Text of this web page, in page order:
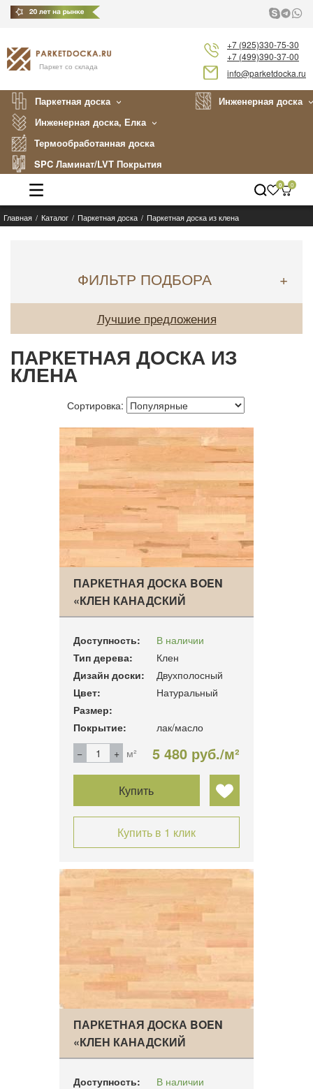
Паркет со склада
+7 (925)330-75-30
+7 (499)390-37-00
info@parketdocka.ru
Паркетная доска
Инженерная доска
Инженерная доска, Елка
Термообработанная доска
SPC Ламинат/LVT Покрытия
Каталог
Примеры работ
О нас
Покупателям
0 0
Главная Каталог Паркетная доска Паркетная доска из клена
ФИЛЬТР ПОДБОРА +
Лучшие предложения
ПАРКЕТНАЯ ДОСКА ИЗ
КЛЕНА
Сортировка:
ПАРКЕТНАЯ ДОСКА BOEN
«КЛЕН КАНАДСКИЙ
АНИМО…
Доступность:
В наличии
Тип дерева:
Клен
Дизайн доски:
Двухполосный
Цвет:
Натуральный
Размер:
Покрытие:
лак/масло
м²
5 480 руб./м²
Купить
Купить в 1 клик
ПАРКЕТНАЯ ДОСКА BOEN
«КЛЕН КАНАДСКИЙ
АНДАН…
Доступность:
В наличии